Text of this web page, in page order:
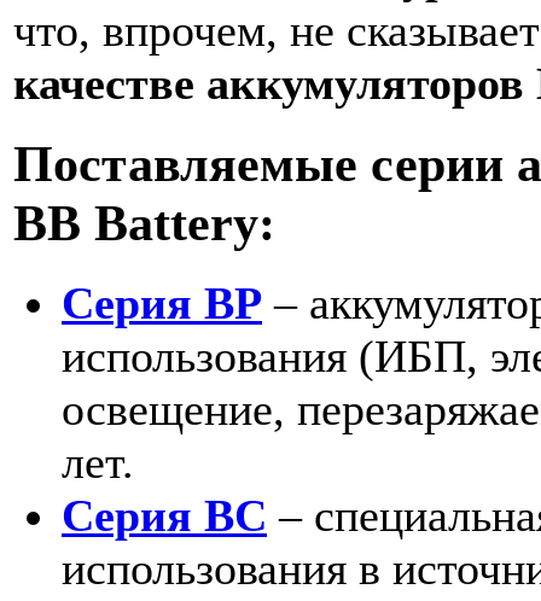
что, впрочем, не
качестве
Поставляемые серии
BB Battery:
Серия BP –
использования (ИБП,
освещение,
лет.
Серия BC –
использования в